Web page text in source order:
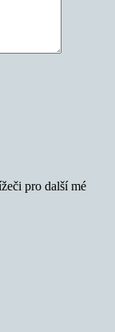
pro další mé